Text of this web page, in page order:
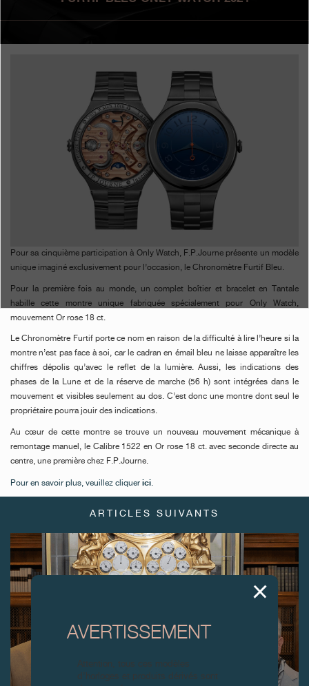
Boutiques
Rechercher
ENGLISH 日本語 简体中文
Pour sa cinquième participation à Only Watch, F.P.Journe présente un modèle
unique imaginé exclusivement pour l’occasion, le Chronomètre Furtif Bleu.
Pour la première fois au monde, un complet boîtier et bracelet en Tantale
habille cette montre unique fabriquée spécialement pour Only Watch,
mouvement Or rose 18 ct.
Le Chronomètre Furtif porte ce nom en raison de la difficulté à lire l’heure si la
montre n’est pas face à soi, car le cadran en émail bleu ne laisse apparaître les
chiffres dépolis qu’avec le reflet de la lumière. Aussi, les indications des
phases de la Lune et de la réserve de marche (56 h) sont intégrées dans le
mouvement et visibles seulement au dos. C’est donc une montre dont seul le
propriétaire pourra jouir des indications.
Au cœur de cette montre se trouve un nouveau mouvement mécanique à
remontage manuel, le Calibre 1522 en Or rose 18 ct. avec seconde directe au
centre, une première chez F.P.Journe.
Pour en savoir plus, veuillez cliquer ici.
ARTICLES SUIVANTS
AVERTISSEMENT